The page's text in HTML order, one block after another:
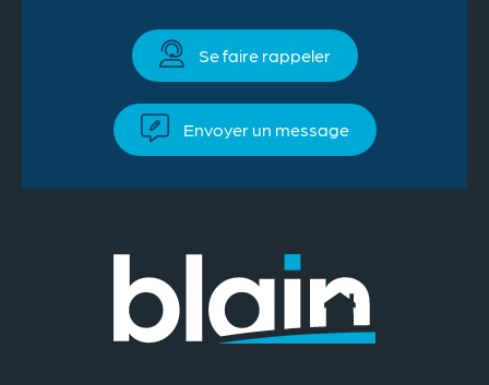
Se faire rappeler
Envoyer un message